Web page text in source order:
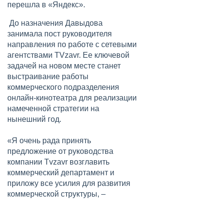
перешла в «Яндекс».
До назначения Давыдова
занимала пост руководителя
направления по работе с сетевыми
агентствами TVzavr. Ее ключевой
задачей на новом месте станет
выстраивание работы
коммерческого подразделения
онлайн-кинотеатра для реализации
намеченной стратегии на
нынешний год.
«Я очень рада принять
предложение от руководства
компании Tvzavr возглавить
коммерческий департамент и
приложу все усилия для развития
коммерческой структуры, –